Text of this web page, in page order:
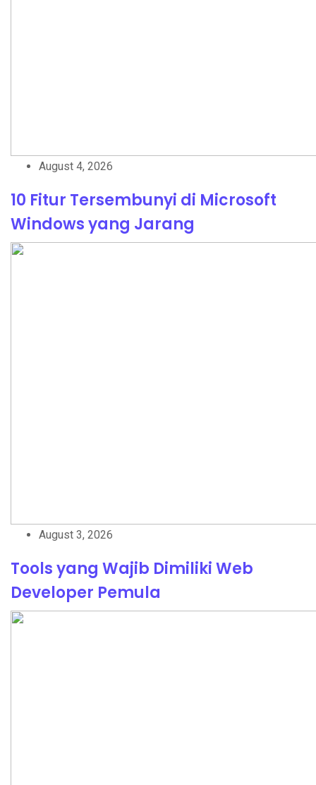
August 4, 2026
10 Fitur Tersembunyi di Microsoft
Windows yang Jarang
August 3, 2026
Tools yang Wajib Dimiliki Web
Developer Pemula